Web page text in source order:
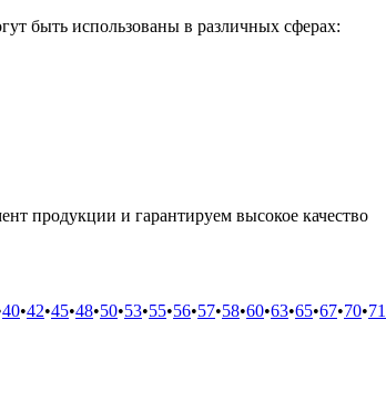
быть использованы в различных сферах:
продукции и гарантируем высокое качество
40•42•45•48•50•53•55•56•57•58•60•63•65•67•70•71